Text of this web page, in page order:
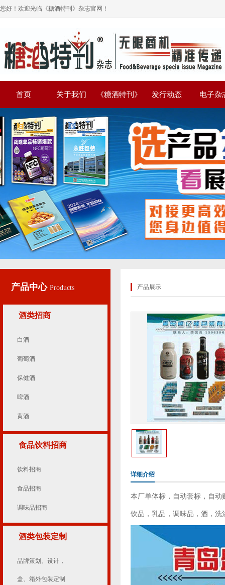
您好！欢迎光临《糖酒特刊》杂志官网！
首页 关于我们 《糖酒特刊》 发行动态 电子杂
产品中心 Products
酒类招商
白酒
葡萄酒
保健酒
啤酒
黄酒
食品饮料招商
饮料招商
食品招商
调味品招商
酒类包装定制
品牌策划、设计，
盒、箱外包装定制
产品展示
详细介绍
本厂单体标，自动套标，自
饮品，乳品，调味品，酒，